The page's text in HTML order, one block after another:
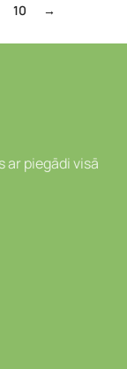
10 →
ar piegādi visā